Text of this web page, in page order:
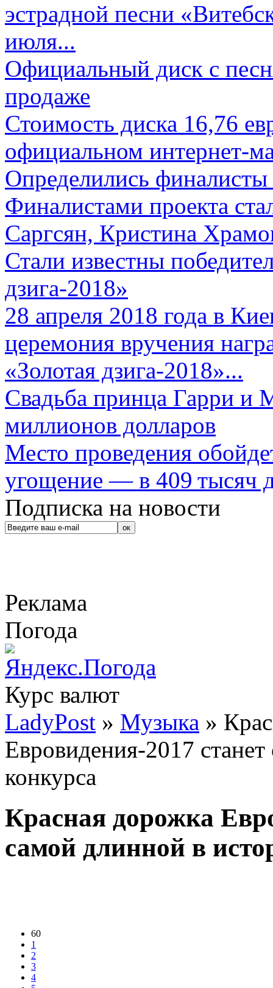
эстрадной песни
июля...
Официальный диск с
продаже
Стоимость диска 16,76
официальном интернет-
Определились
Финалистами проекта
Саргсян, Кристина
Стали известны
дзига-2018»
28 апреля 2018 года в
церемония вручения
«Золотая дзига-2018»...
Свадьба принца Гарри и
миллионов долларов
Место проведения
угощение — в 409 тысяч
Подписка на новости
Реклама
Погода
Курс валют
LadyPost » Музыка »
Евровидения-2017
конкурса
Красная дорожка
самой длинной в
60
1
2
3
4